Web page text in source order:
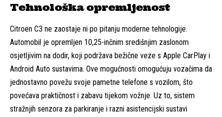
Tehnološka opremljenost
Citroen C3 ne zaostaje ni po pitanju moderne tehnologije.
Automobil je opremljen 10,25-inčnim središnjim zaslonom
osjetljivim na dodir, koji podržava bežične veze s Apple CarPlay i
Android Auto sustavima. Ove mogućnosti omogućuju vozačima da
jednostavno povežu svoje pametne telefone s vozilom, što
povećava praktičnost i zabavu tijekom vožnje. Uz to, sistem
stražnjih senzora za parkiranje i razni asistencijski sustavi